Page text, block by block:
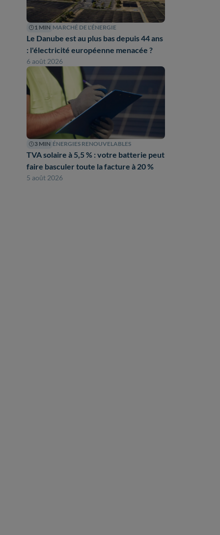
1 MIN MARCHÉ DE L'ÉNERGIE
Le Danube est au plus bas depuis 44 ans
: l'électricité européenne menacée ?
6 août 2026
3 MIN ÉNERGIES RENOUVELABLES
TVA solaire à 5,5 % : votre batterie peut
faire basculer toute la facture à 20 %
5 août 2026